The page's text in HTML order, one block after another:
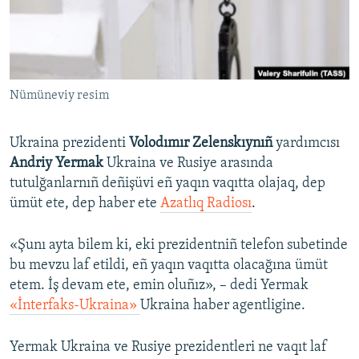
Українською
QOŞULIÑIZ!
RFE/RS bütün saytları
Nümüneviy resim
Ukraina prezidenti Volodımır Zelenskıynıñyardımcısı
Andriy YermakUkraina ve Rusiye arasında
tutulğanlarnıñ deñişüvi eñ yaqın vaqıtta olajaq, dep
ümüt ete, dep haber ete Azatlıq Radiosı.
«Şunı ayta bilem ki, eki prezidentniñ telefon subetinde
bu mevzu laf etildi, eñ yaqın vaqıtta olacağına ümüt
etem. İş devam ete, emin oluñız», – dedi Yermak
«İnterfaks-Ukraina» Ukraina haber agentligine.
Yermak Ukraina ve Rusiye prezidentleri ne vaqıt laf